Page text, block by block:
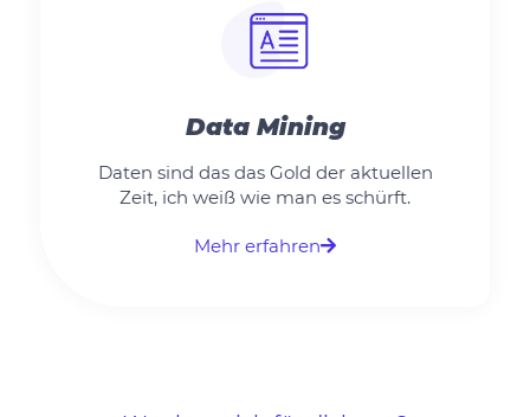
Data Mining
Daten sind das das Gold der aktuellen
Zeit, ich weiß wie man es schürft.
Mehr erfahren